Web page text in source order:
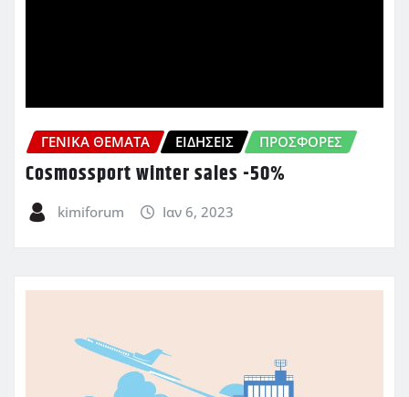
ΓΕΝΙΚΑ ΘΕΜΑΤΑ ΕΙΔΗΣΕΙΣ ΠΡΟΣΦΟΡΈΣ
Cosmossport winter sales -50%
kimiforum Ιαν 6, 2023